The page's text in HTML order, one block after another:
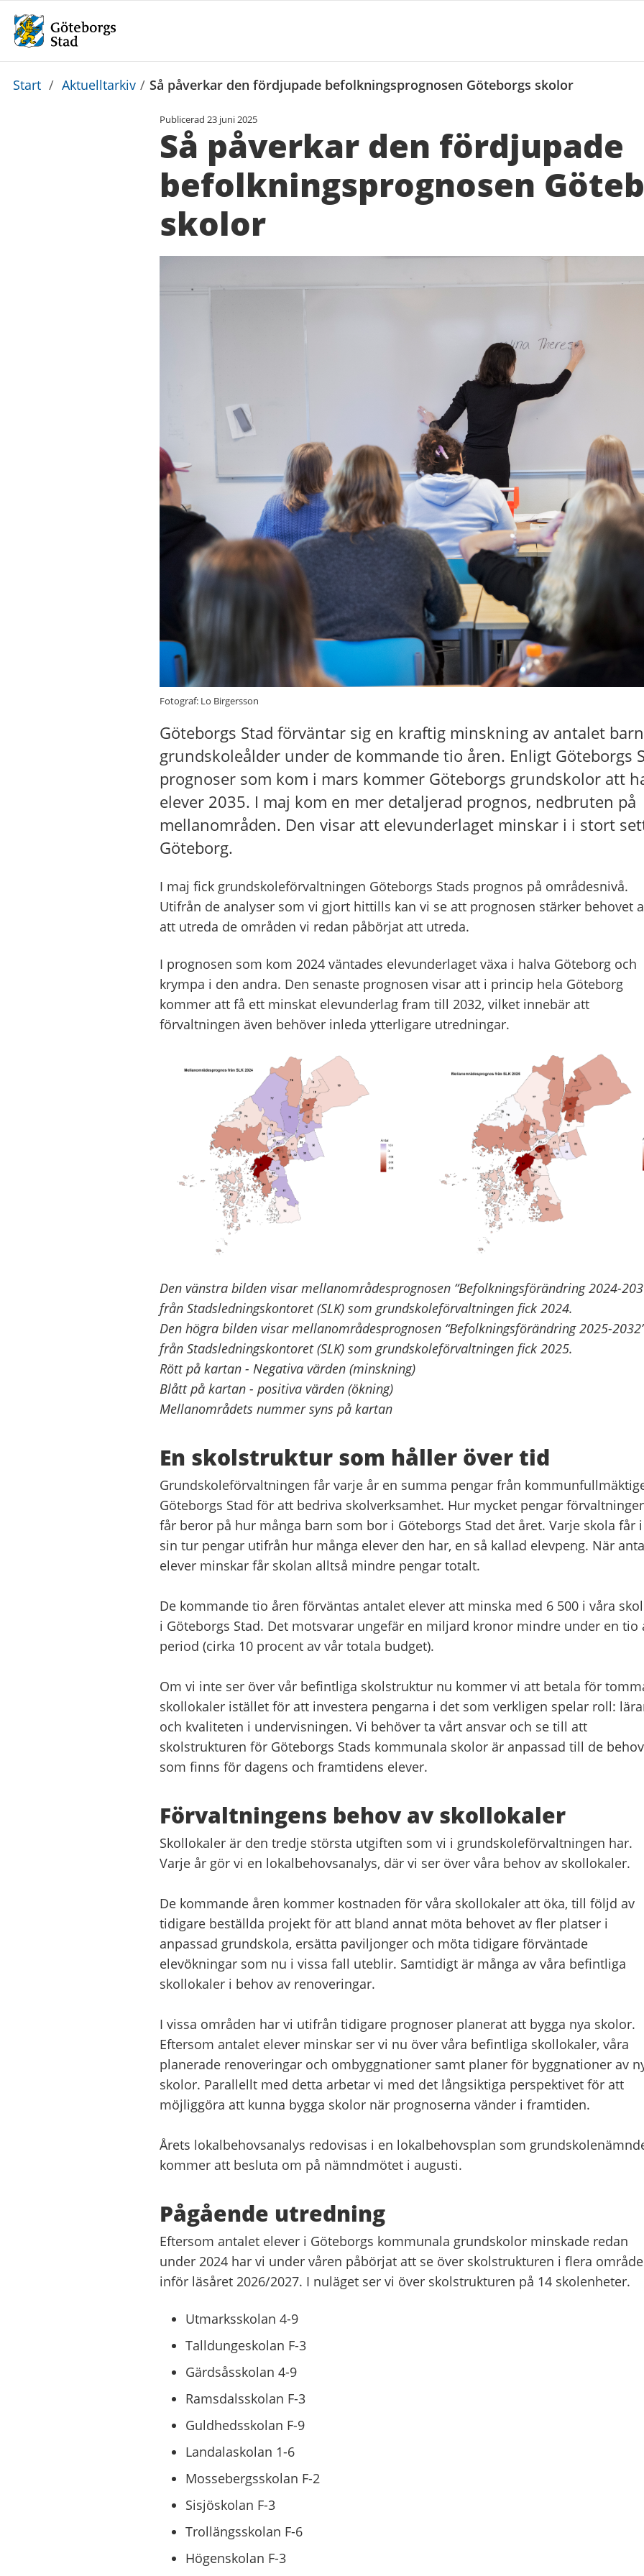
Du
Start / Aktuelltarkiv / Så påverkar den fördjupade befolkningsprognosen Göteborgs skolor
Publicerad 23 juni 2025
Så påverkar den fördjupade
befolkningsprognosen
skolor
Fotograf: Lo Birgersson
Göteborgs Stad förväntar sig en kraftig minskning av antalet
grundskoleålder under de kommande tio åren. Enligt Göteborgs
prognoser som kom i mars kommer Göteborgs grundskolor att
elever 2035. I maj kom en mer detaljerad prognos, nedbruten på
mellanområden. Den visar att elevunderlaget minskar i i stort
Göteborg.
I maj fick grundskoleförvaltningen Göteborgs Stads prognos på områdesnivå.
Utifrån de analyser som vi gjort hittills kan vi se att prognosen stärker behovet
att utreda de områden vi redan påbörjat att utreda.
I prognosen som kom 2024 väntades elevunderlaget växa i halva Göteborg och
krympa i den andra. Den senaste prognosen visar att i princip hela Göteborg
kommer att få ett minskat elevunderlag fram till 2032, vilket innebär att
förvaltningen även behöver inleda ytterligare utredningar.
Den vänstra bilden visar mellanområdesprognosen “Befolkningsförändring 2024-
från Stadsledningskontoret (SLK) som grundskoleförvaltningen fick 2024.
Den högra bilden visar mellanområdesprognosen “Befolkningsförändring 2025-
från Stadsledningskontoret (SLK) som grundskoleförvaltningen fick 2025.
Rött på kartan - Negativa värden (minskning)
Blått på kartan - positiva värden (ökning)
Mellanområdets nummer syns på kartan
En skolstruktur som håller över tid
Grundskoleförvaltningen får varje år en summa pengar från
Göteborgs Stad för att bedriva skolverksamhet. Hur mycket pengar
får beror på hur många barn som bor i Göteborgs Stad det året. Varje skola får i
sin tur pengar utifrån hur många elever den har, en så kallad elevpeng. När
elever minskar får skolan alltså mindre pengar totalt.
De kommande tio åren förväntas antalet elever att minska med 6 500 i våra
i Göteborgs Stad. Det motsvarar ungefär en miljard kronor mindre under en tio
period (cirka 10 procent av vår totala budget).
Om vi inte ser över vår befintliga skolstruktur nu kommer vi att betala för
skollokaler istället för att investera pengarna i det som verkligen spelar roll:
och kvaliteten i undervisningen. Vi behöver ta vårt ansvar och se till att
skolstrukturen för Göteborgs Stads kommunala skolor är anpassad till de behov
som finns för dagens och framtidens elever.
Förvaltningens behov av skollokaler
Skollokaler är den tredje största utgiften som vi i grundskoleförvaltningen har.
Varje år gör vi en lokalbehovsanalys, där vi ser över våra behov av skollokaler.
De kommande åren kommer kostnaden för våra skollokaler att öka, till följd av
tidigare beställda projekt för att bland annat möta behovet av fler platser i
anpassad grundskola, ersätta paviljonger och möta tidigare förväntade
elevökningar som nu i vissa fall uteblir. Samtidigt är många av våra befintliga
skollokaler i behov av renoveringar.
I vissa områden har vi utifrån tidigare prognoser planerat att bygga nya skolor.
Eftersom antalet elever minskar ser vi nu över våra befintliga skollokaler, våra
planerade renoveringar och ombyggnationer samt planer för byggnationer av
skolor. Parallellt med detta arbetar vi med det långsiktiga perspektivet för att
möjliggöra att kunna bygga skolor när prognoserna vänder i framtiden.
Årets lokalbehovsanalys redovisas i en lokalbehovsplan som
kommer att besluta om på nämndmötet i augusti.
Pågående utredning
Eftersom antalet elever i Göteborgs kommunala grundskolor minskade redan
under 2024 har vi under våren påbörjat att se över skolstrukturen i flera
inför läsåret 2026/2027. I nuläget ser vi över skolstrukturen på 14 skolenheter.
Utmarksskolan 4-9
Talldungeskolan F-3
Gärdsåsskolan 4-9
Ramsdalsskolan F-3
Guldhedsskolan F-9
Landalaskolan 1-6
Mossebergsskolan F-2
Sisjöskolan F-3
Trollängsskolan F-6
Högenskolan F-3